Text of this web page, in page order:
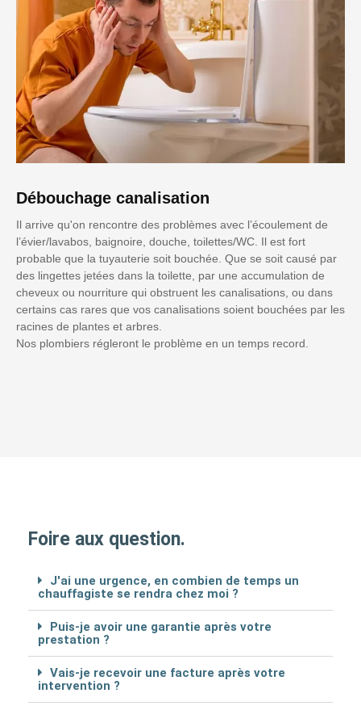
Débouchage canalisation
Il arrive qu'on rencontre des problèmes avec l’écoulement de
l’évier/lavabos, baignoire, douche, toilettes/WC. Il est fort
probable que la tuyauterie soit bouchée. Que se soit causé par
des lingettes jetées dans la toilette, par une accumulation de
cheveux ou nourriture qui obstruent les canalisations, ou dans
certains cas rares que vos canalisations soient bouchées par les
racines de plantes et arbres.
Nos plombiers régleront le problème en un temps record.
Foire aux question.
J'ai une urgence, en combien de temps un
chauffagiste se rendra chez moi ?
Puis-je avoir une garantie après votre
prestation ?
Vais-je recevoir une facture après votre
intervention ?